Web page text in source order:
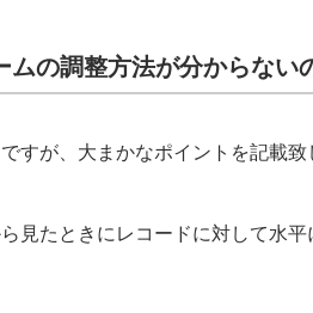
の調整方法が分からない
すが、大まかなポイントを記載致
見たときにレコードに対して水